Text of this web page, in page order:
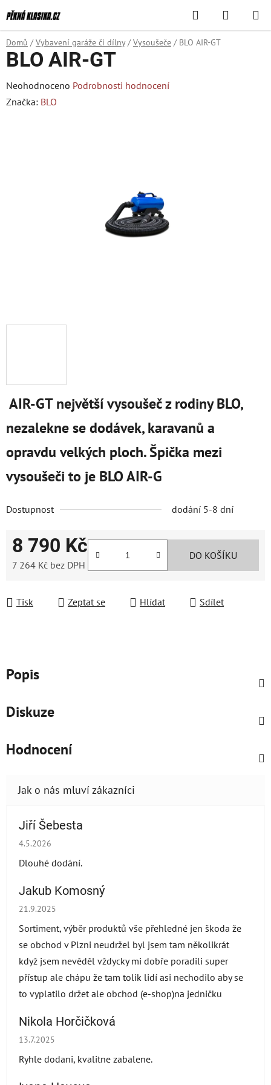
na
obsah
Hledat
KOŠÍK
Domů / Vybavení garáže či dílny / Vysoušeče / BLO AIR-GT
AIR-GT největší vysoušeč z rodiny BLO,
nezalekne se dodávek, karavanů a
opravdu velkých ploch. Špička mezi
vysoušeči to je BLO AIR-G
Dostupnost dodání 5-8 dní
8 790 Kč
7 264 Kč bez DPH
DO KOŠÍKU
Tisk Zeptat se Hlídat Sdílet
BLO AIR-GT
Průměrné
hodnocení
Neohodnoceno Podrobnosti hodnocení
Značka: BLO
Popis
Diskuze
Hodnocení
Jiří Šebesta
Hodnocení obchodu je 2 z 5 hvězdiček.
4.5.2026
Dlouhé dodání.
Jakub Komosný
Hodnocení obchodu je 5 z 5 hvězdiček.
21.9.2025
Sortiment, výběr produktů vše přehledné jen škoda že
se obchod v Plzni neudržel byl jsem tam několikrát
když jsem nevěděl vždycky mi dobře poradili super
přístup ale chápu že tam tolik lidí asi nechodilo aby se
to vyplatilo držet ale obchod (e-shop)na jedničku
Nikola Horčičková
Hodnocení obchodu je 5 z 5 hvězdiček.
13.7.2025
Ryhle dodani, kvalitne zabalene.